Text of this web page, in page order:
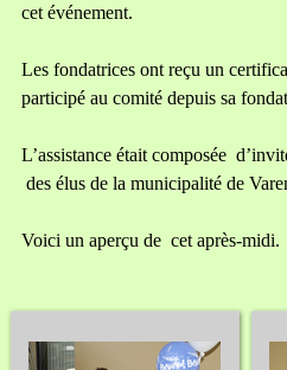
cet événement.
Les fondatrices ont reçu un
participé au comité depuis sa
L’assistance était composée
des élus de la municipalité de
Voici un aperçu de cet après-midi.